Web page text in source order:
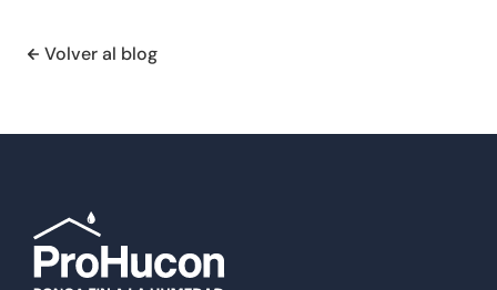
Volver al blog